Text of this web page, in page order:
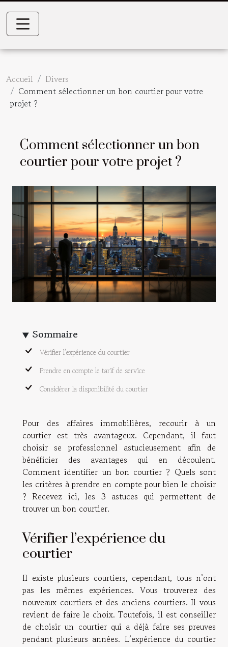
Accueil
Divers
Comment sélectionner un bon courtier pour votre
projet ?
Comment sélectionner un bon
courtier pour votre projet ?
Sommaire
Vérifier l’expérience du courtier
Prendre en compte le tarif de service
Considérer la disponibilité du courtier
Pour des affaires immobilières, recourir à un
courtier est très avantageux. Cependant, il faut
choisir se professionnel astucieusement afin de
bénéficier des avantages qui en découlent.
Comment identifier un bon courtier ? Quels sont
les critères à prendre en compte pour bien le choisir
? Recevez ici, les 3 astuces qui permettent de
trouver un bon courtier.
Vérifier l’expérience du
courtier
Il existe plusieurs courtiers, cependant, tous n’ont
pas les mêmes expériences. Vous trouverez des
nouveaux courtiers et des anciens courtiers. Il vous
revient de faire le choix. Toutefois, il est conseiller
de choisir un courtier qui a déjà faire ses preuves
pendant plusieurs années. L’expérience du courtier